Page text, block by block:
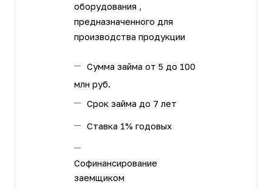
оборудования ,
предназначенного для
производства продукции
Сумма займа от 5 до 100
млн руб.
Срок займа до 7 лет
Ставка 1% годовых
Софинансирование
заемщиком